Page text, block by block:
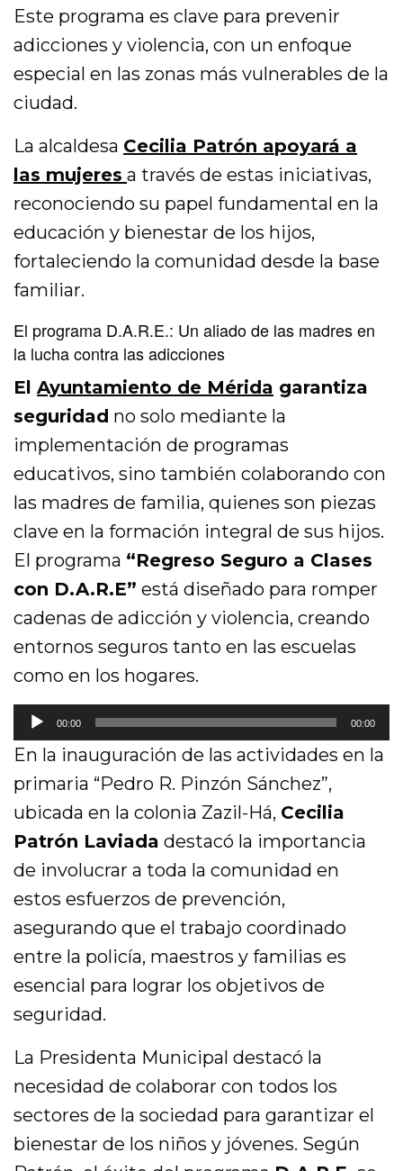
Este programa es clave para prevenir
adicciones y violencia, con un enfoque
especial en las zonas más vulnerables de la
ciudad.
La alcaldesa Cecilia Patrón apoyará a
las mujeres a través de estas iniciativas,
reconociendo su papel fundamental en la
educación y bienestar de los hijos,
fortaleciendo la comunidad desde la base
familiar.
El programa D.A.R.E.: Un aliado de las madres en
la lucha contra las adicciones
ElAyuntamiento de Mérida garantiza
seguridad no solo mediante la
implementación de programas
educativos, sino también colaborando con
las madres de familia, quienes son piezas
clave en la formación integral de sus hijos.
El programa “Regreso Seguro a Clases
con D.A.R.E” está diseñado para romper
cadenas de adicción y violencia, creando
entornos seguros tanto en las escuelas
como en los hogares.
e
r
o
d
u
c
t
o
r
d
a
u
d
i
00:00 00:00
En la inauguración de las actividades en la
primaria “Pedro R. Pinzón Sánchez”,
ubicada en la colonia Zazil-Há, Cecilia
Patrón Laviada destacó la importancia
de involucrar a toda la comunidad en
estos esfuerzos de prevención,
asegurando que el trabajo coordinado
entre la policía, maestros y familias es
esencial para lograr los objetivos de
seguridad.
La Presidenta Municipal destacó la
necesidad de colaborar con todos los
sectores de la sociedad para garantizar el
bienestar de los niños y jóvenes. Según